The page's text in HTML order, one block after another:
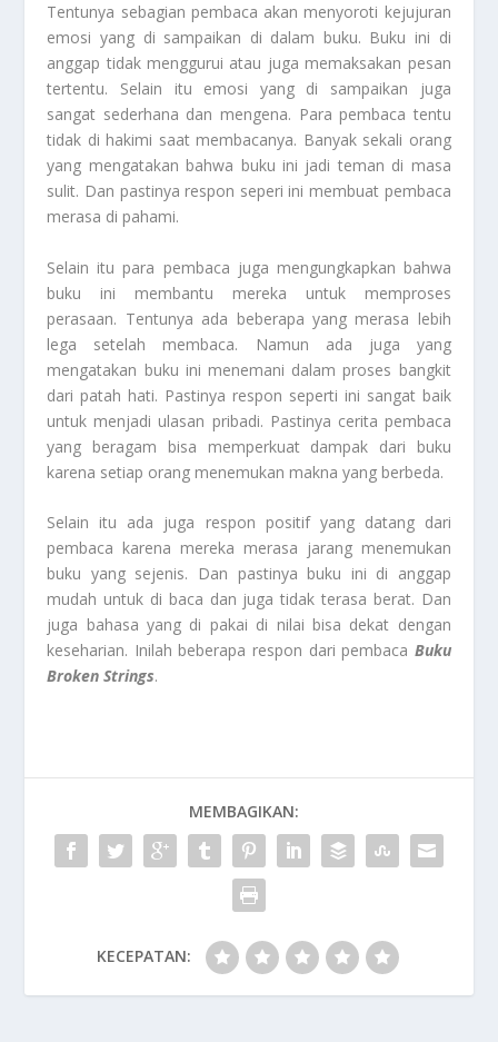
Tentunya sebagian pembaca akan menyoroti kejujuran
emosi yang di sampaikan di dalam buku. Buku ini di
anggap tidak menggurui atau juga memaksakan pesan
tertentu. Selain itu emosi yang di sampaikan juga
sangat sederhana dan mengena. Para pembaca tentu
tidak di hakimi saat membacanya. Banyak sekali orang
yang mengatakan bahwa buku ini jadi teman di masa
sulit. Dan pastinya respon seperi ini membuat pembaca
merasa di pahami.
Selain itu para pembaca juga mengungkapkan bahwa
buku ini membantu mereka untuk memproses
perasaan. Tentunya ada beberapa yang merasa lebih
lega setelah membaca. Namun ada juga yang
mengatakan buku ini menemani dalam proses bangkit
dari patah hati. Pastinya respon seperti ini sangat baik
untuk menjadi ulasan pribadi. Pastinya cerita pembaca
yang beragam bisa memperkuat dampak dari buku
karena setiap orang menemukan makna yang berbeda.
Selain itu ada juga respon positif yang datang dari
pembaca karena mereka merasa jarang menemukan
buku yang sejenis. Dan pastinya buku ini di anggap
mudah untuk di baca dan juga tidak terasa berat. Dan
juga bahasa yang di pakai di nilai bisa dekat dengan
keseharian. Inilah beberapa respon dari pembaca Buku
Broken Strings.
MEMBAGIKAN:
KECEPATAN: